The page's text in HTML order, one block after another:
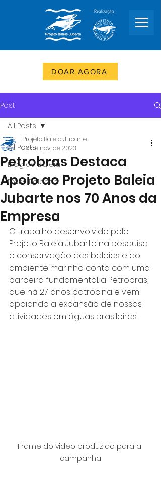
DOAR AGORA
Post
All Posts
Blog da Baleia
Press Release
All Posts
Petrobras Destaca
Apoio ao Projeto Baleia
Jubarte nos 70 Anos da
Empresa
Projeto Baleia Jubarte
22 de nov. de 2023
O trabalho desenvolvido pelo
Projeto Baleia Jubarte na pesquisa
e conservação das baleias e do
ambiente marinho conta com uma
parceira fundamental: a Petrobras,
que há 27 anos patrocina e vem
apoiando a expansão de nossas
atividades em águas brasileiras.
Frame do video produzido para a
campanha